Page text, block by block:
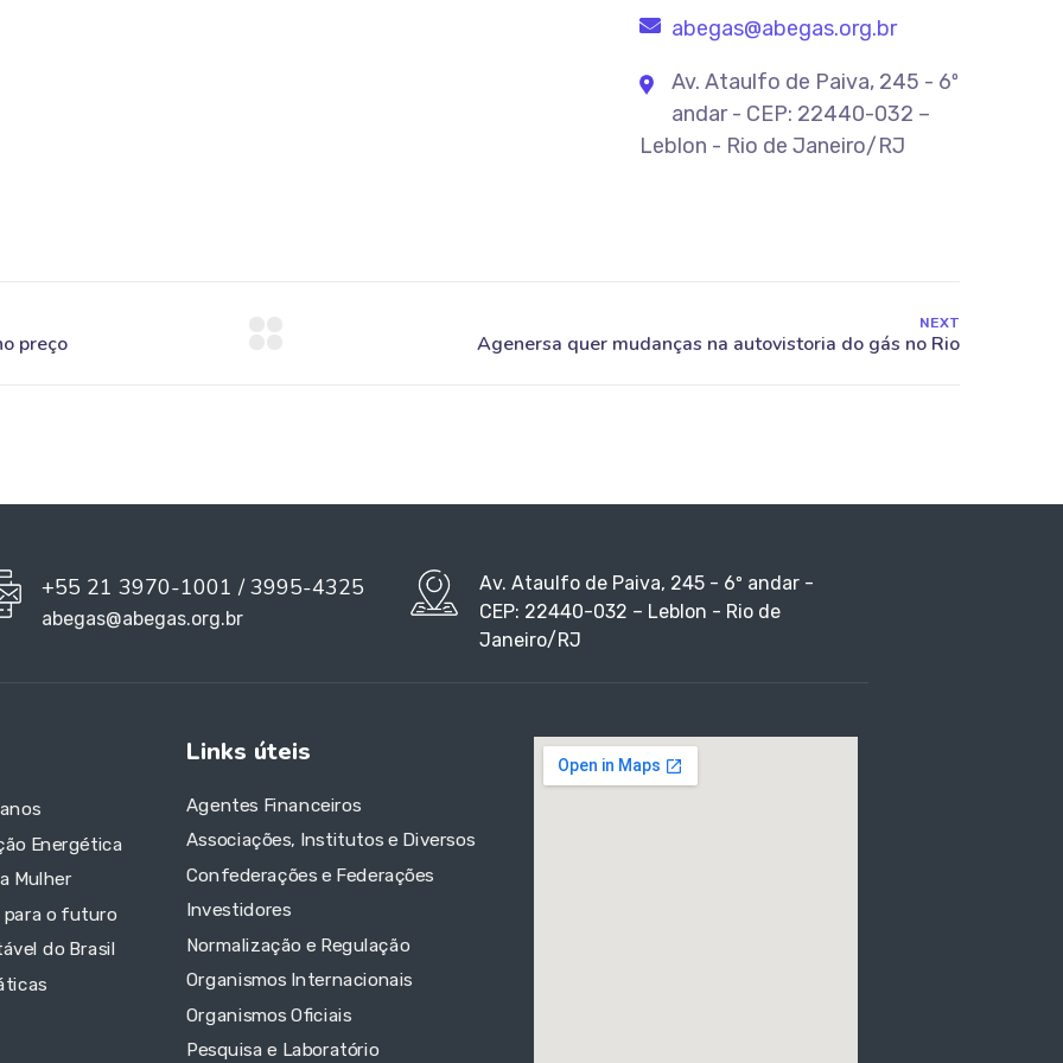
abegas@abegas.org.br
Av. Ataulfo de Paiva, 245 - 6º
andar - CEP: 22440-032 –
Leblon - Rio de Janeiro/RJ
NEXT
+55 21 3970-1001 / 3995-4325
abegas@abegas.org.br
Av. Ataulfo de Paiva, 245 - 6º andar -
CEP: 22440-032 – Leblon - Rio de
Janeiro/RJ
Energética
Mulher
para o futuro
do Brasil
Links úteis
Agentes Financeiros
Associações, Institutos e Diversos
Confederações e Federações
Investidores
Normalização e Regulação
Organismos Internacionais
Organismos Oficiais
Pesquisa e Laboratório